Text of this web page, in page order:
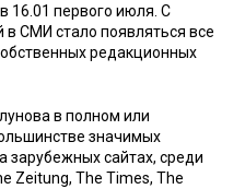
16.01 первого июля. С
СМИ стало появляться все
редакционных
в полном или
значимых
зарубежных сайтах, среди
Zeitung, The Times, The